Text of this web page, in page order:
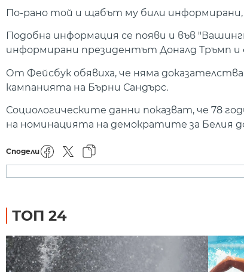
По-рано той и щабът му били информирани,
Подобна информация се появи и във
информирани президентът Доналд Тръмп
От Фейсбук обявиха, че няма
кампанията на Бърни Сандърс.
Социологическите данни показват, че 78
на номинацията на демократите за Белия
Сподели
ТОП 24